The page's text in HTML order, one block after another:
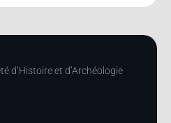
d’Histoire et d’Archéologie